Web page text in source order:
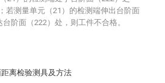
离检验测具及方法
若测量单元（21）的检测端伸出台阶面
台阶面（222）处，则工件不合格。